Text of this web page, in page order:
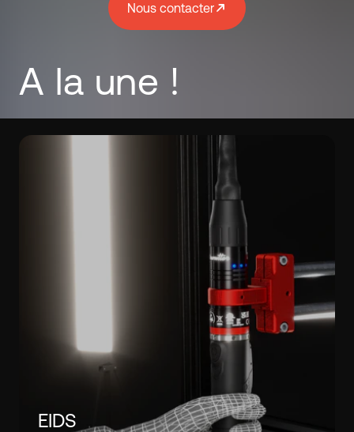
Nous contacter
A la une !
EIDS